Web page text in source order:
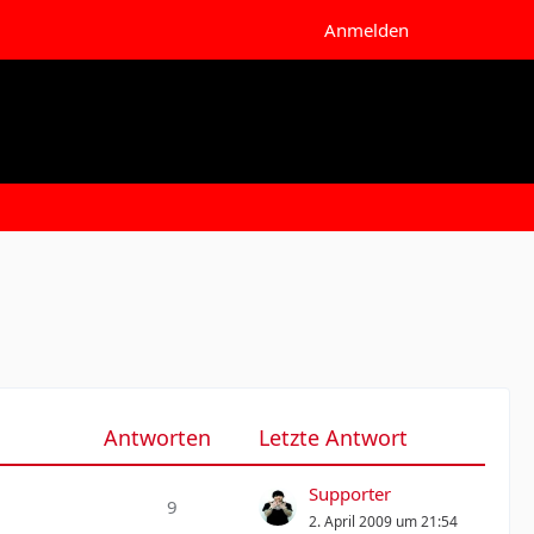
Anmelden
Antworten Letzte Antwort
9
Supporter
2. April 2009 um 21:54